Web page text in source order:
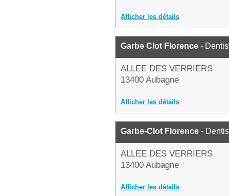
Afficher les détails
Garbe Clot Florence -
ALLEE DES VERRIERS
13400 Aubagne
Afficher les détails
Garbe-Clot Florence -
ALLEE DES VERRIERS
13400 Aubagne
Afficher les détails